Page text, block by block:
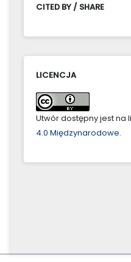
CITED BY / SHARE
LICENCJA
Utwór dostępny jest na
4.0 Międzynarodowe.